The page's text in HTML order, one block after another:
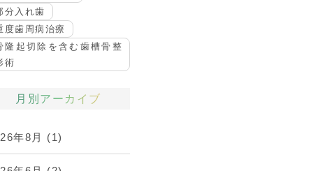
分入れ歯
度歯周病治療
隆起切除を含む歯槽骨整
術
月別アーカイブ
年8月 (1)